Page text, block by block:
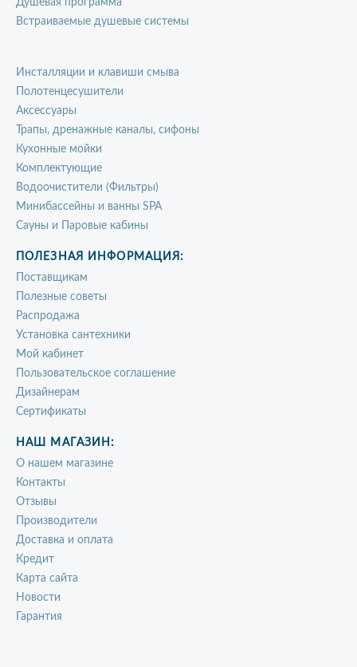
Душевая программа
Встраиваемые душевые системы
Инсталляции и клавиши смыва
Полотенцесушители
Аксессуары
Трапы, дренажные каналы, сифоны
Кухонные мойки
Комплектующие
Водоочистители (Фильтры)
Минибассейны и ванны SPA
Сауны и Паровые кабины
ПОЛЕЗНАЯ ИНФОРМАЦИЯ:
Поставщикам
Полезные советы
Распродажа
Установка сантехники
Мой кабинет
Пользовательское соглашение
Дизайнерам
Сертификаты
НАШ МАГАЗИН:
О нашем магазине
Контакты
Отзывы
Производители
Доставка и оплата
Кредит
Карта сайта
Новости
Гарантия